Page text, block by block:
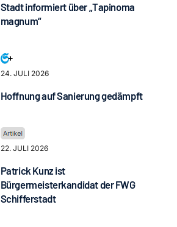
Stadt informiert über „Tapinoma
magnum“
24. JULI 2026
Hoffnung auf Sanierung gedämpft
22. JULI 2026
Patrick Kunz ist
Bürgermeisterkandidat der FWG
Schifferstadt